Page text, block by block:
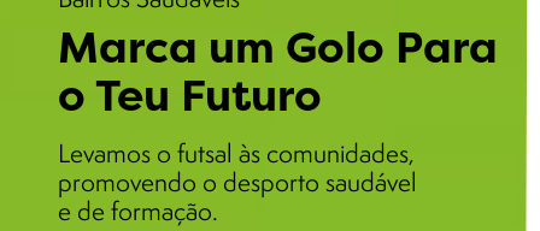
Marca um Golo Para
o Teu Futuro
Levamos o futsal às comunidades,
promovendo o desporto saudável
e de formação.